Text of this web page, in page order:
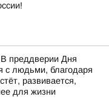
преддверии Дня
с людьми, благодаря
развивается,
для жизни